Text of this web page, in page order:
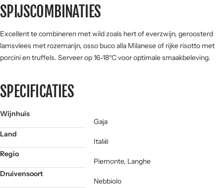
SPIJSCOMBINATIES
Excellent te combineren met wild zoals hert of everzwijn, geroosterd
lamsvlees met rozemarijn, osso buco alla Milanese of rijke risotto met
porcini en truffels. Serveer op 16-18°C voor optimale smaakbeleving.
SPECIFICATIES
Wijnhuis
Gaja
Land
Italië
Regio
Piemonte, Langhe
Druivensoort
Nebbiolo